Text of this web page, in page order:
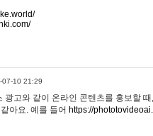
07-10 21:29
광고와 같이 온라인 콘텐츠를 홍보할
아요. 예를 들어 https://